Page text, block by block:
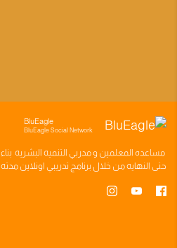
BluEagle
BluEagle Social Network
مساعده المعلمين ومدربي التنميه البشريه بناء
حتى النهايه من خلال برنامج تدريبي اونلاين مدته